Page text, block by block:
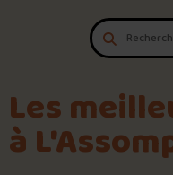
Aller au contenu
Les
à